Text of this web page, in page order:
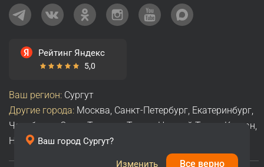
Рейтинг Яндекс
5,0
Ваш регион: Сургут
Другие города: Москва Санкт-Петербург Екатеринбург
Челябинск
Омск Тюмень Томск Нижний Тагил Курган
Нижневартовск, Все города
Ваш город Сургут?
Изменить Все верно